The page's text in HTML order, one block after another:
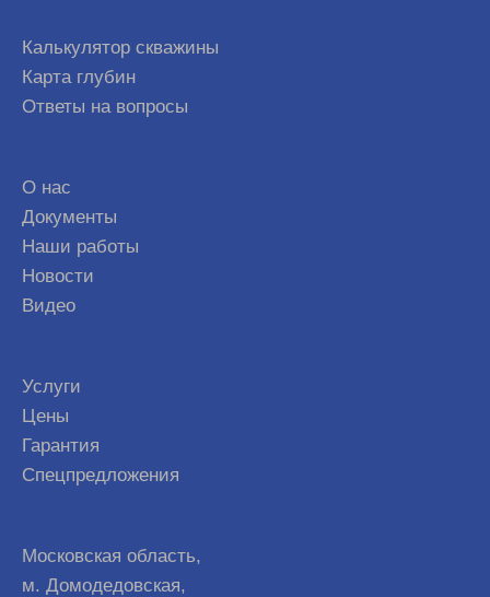
Калькулятор скважины
Карта глубин
Ответы на вопросы
О нас
Документы
Наши работы
Новости
Видео
Услуги
Цены
Гарантия
Спецпредложения
Московская область,
м. Домодедовская,